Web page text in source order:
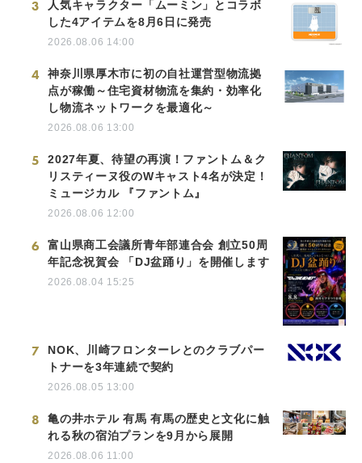
3
人気キャラクター「ムーミン」とコラボ
した4アイテムを8月6日に発売
2026.08.06 14:00
4
神奈川県厚木市に初の自社運営型物流拠
点が稼働～住宅資材物流を集約・効率化
し物流ネットワークを最適化～
2026.08.06 13:00
5
2027年夏、待望の再演！ファントム＆ク
リスティーヌ役のWキャスト4名が決定！
ミュージカル 『ファントム』
2026.08.06 12:00
6
富山県商工会議所青年部連合会 創立50周
年記念祝賀会 「DJ盆踊り」を開催します
2026.08.04 15:25
7
NOK、川崎フロンターレとのクラブパー
トナーを3年連続で契約
2026.08.05 13:00
8
亀の井ホテル 有馬 有馬の歴史と文化に触
れる秋の宿泊プランを9月から展開
2026.08.06 11:00